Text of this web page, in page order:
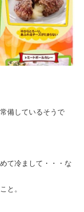
備しているそうで
て冷まして・・・な
と。